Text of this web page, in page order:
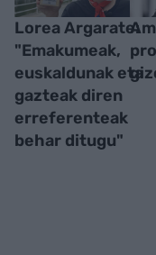
Lorea Argarate:
"Emakumeak,
euskaldunak eta
gazteak diren
erreferenteak
behar ditugu"